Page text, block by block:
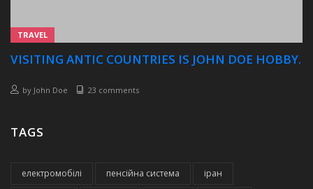
TRAVEL
VISITING ANTIC COUNTRIES IS JOHN DOE HOBBY.
by John Doe 23 comments
TAGS
електромобілі пенсійна система іран